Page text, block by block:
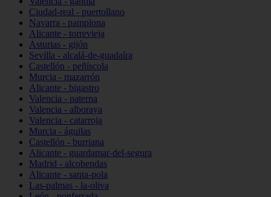
Ciudad-real - puertollano
Navarra - pamplona
Alicante - torrevieja
Asturias - gijón
Sevilla - alcalá-de-guadaíra
Castellón - peñíscola
Murcia - mazarrón
Alicante - bigastro
Valencia - paterna
Valencia - alboraya
Valencia - catarroja
Murcia - águilas
Castellón - burriana
Alicante - guardamar-del-segura
Madrid - alcobendas
Alicante - santa-pola
Las-palmas - la-oliva